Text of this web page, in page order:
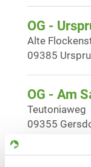
OG -
Alte
09385
OG - Am
Teutoniaweg
09355